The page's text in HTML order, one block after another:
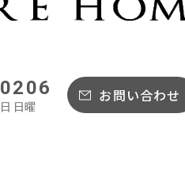
日曜
お問い合わせ